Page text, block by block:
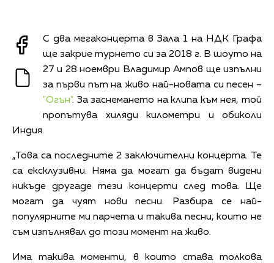
С два мегаконцерта в Зала 1 на НДК Графа
ще закрие турнето си за 2018 г. В шоуто на
27 и 28 ноември Владимир Ампов ще изпълни
за първи път на живо най-новата си песен –
"Огън". За заснемането на клипа към нея, той
пропътува хиляди километри и обиколи
Индия.
„Това са последните 2 заключителни концерта. Те
са ексклузивни. Няма да могат да бъдат видени
никъде другаде тези концерти след това. Ще
могат да чуят нови песни. Разбира се най-
популярните ми парчета и такива песни, които не
съм изпълнявал до този момент на живо.
Има такива моменти, в които става толкова